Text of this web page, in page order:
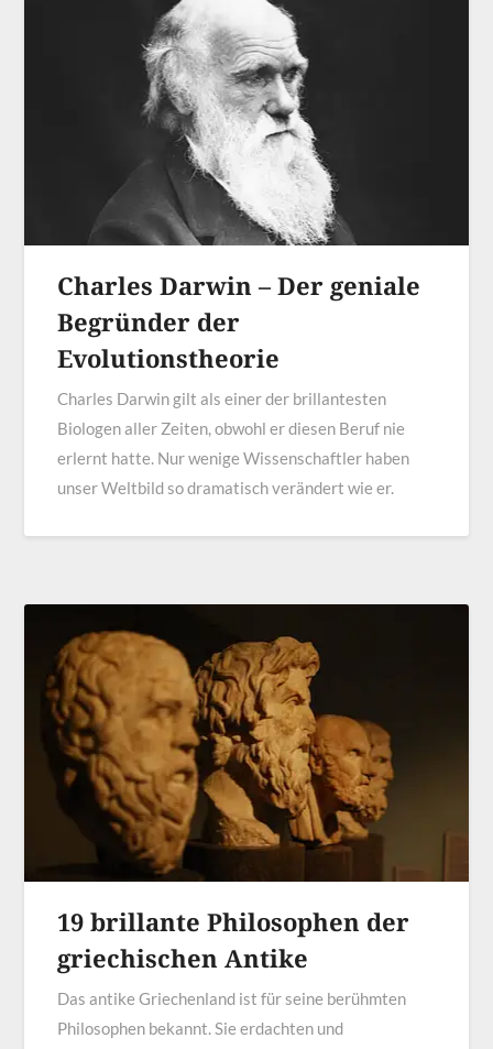
Charles Darwin – Der geniale
Begründer der
Evolutionstheorie
Charles Darwin gilt als einer der brillantesten
Biologen aller Zeiten, obwohl er diesen Beruf nie
erlernt hatte. Nur wenige Wissenschaftler haben
unser Weltbild so dramatisch verändert wie er.
19 brillante Philosophen der
griechischen Antike
Das antike Griechenland ist für seine berühmten
Philosophen bekannt. Sie erdachten und